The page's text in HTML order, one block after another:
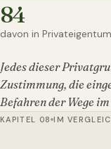
84
davon in Privateigentum
Jedes dieser
Zustimmung, die
Befahren der Wege
KAPITEL 08 IM